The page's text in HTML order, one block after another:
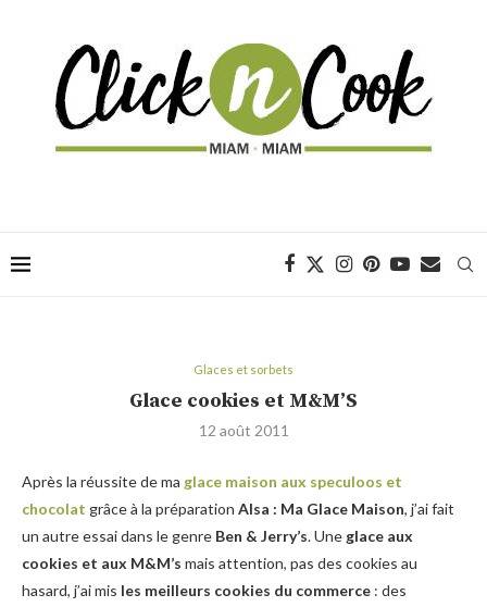
Glaces et sorbets
Glace cookies et M&M’S
12 août 2011
Après la réussite de ma glace maison aux speculoos et
chocolat grâce à la préparation Alsa : Ma Glace Maison, j’ai fait
un autre essai dans le genre Ben & Jerry’s. Une glace aux
cookies et aux M&M’s mais attention, pas des cookies au
hasard, j’ai mis les meilleurs cookies du commerce : des